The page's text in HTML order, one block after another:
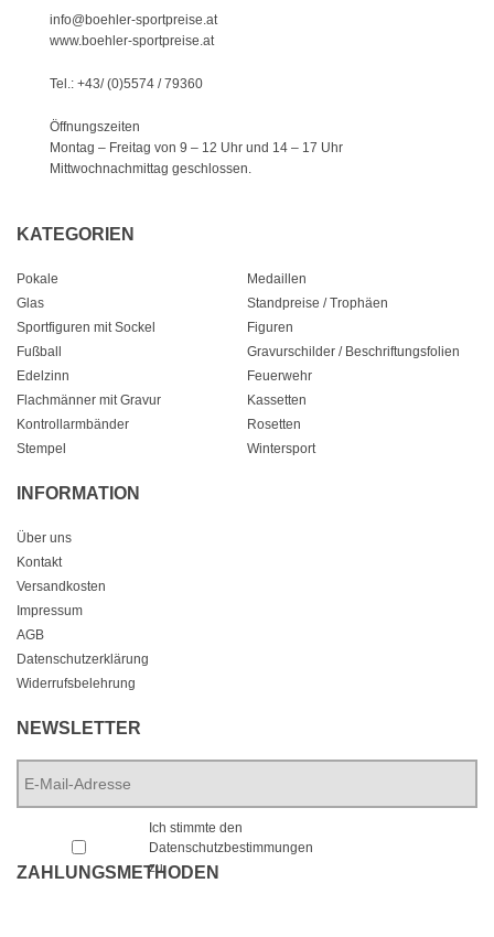
info@boehler-sportpreise.at
www.boehler-sportpreise.at
Tel.: +43/ (0)5574 / 79360
Öffnungszeiten
Montag – Freitag von 9 – 12 Uhr und 14 – 17 Uhr
Mittwochnachmittag geschlossen.
KATEGORIEN
Pokale
Medaillen
Glas
Standpreise / Trophäen
Sportfiguren mit Sockel
Figuren
Fußball
Gravurschilder / Beschriftungsfolien
Edelzinn
Feuerwehr
Flachmänner mit Gravur
Kassetten
Kontrollarmbänder
Rosetten
Stempel
Wintersport
INFORMATION
Über uns
Kontakt
Versandkosten
Impressum
AGB
Datenschutzerklärung
Widerrufsbelehrung
NEWSLETTER
Mail-
Adresse *
Ich stimmte den
Datenschutzbestimmungen
zu.
ZAHLUNGSMETHODEN